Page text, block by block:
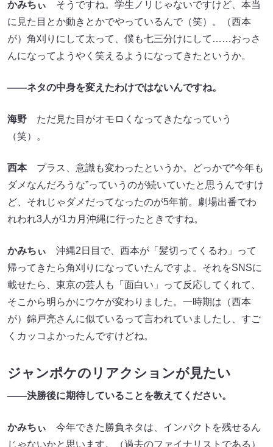
かみちぃ そうですね。学生ノリじゃないですけど、本当
に見た目とか動きとかでやっているんで（笑）。（西本
が）角刈りにして太って、僕も七三分けにして……おっさ
んになってようやく笑えるようになってきたというか。
――ネタの中身を変えたわけではないんですね。
海野 ただ見た目がオモロくなってきたなっていう
（笑）。
西本プラス、意識も変わったというか。どっかで“今年も
ダメなんだろうな”っていうのが続いていたと思うんですけ
ど、それじゃダメだってなったのが5年前。劇場出番でわ
れわれ3人が1カ月沖縄に行ったときですね。
かみちぃ 沖縄2日目で、西本が「髪切ってくるわ」って
帰ってきたら角刈りになっていたんですよ。それをSNSに
載せたら、東京の芸人も「面白い」って反応してくれて、
そこから明らかにウケが変わりました。一時期は（西本
が）錦戸亮さんに似ているって言われていましたし、すご
くカッコよかったんですけどね。
ジャンポケのリアクションが見たい
――決勝後に期待していることを教えてください。
かみちぃ 今年できた勝負ネタは、インパクトを残せるん
じゃないかと思います。（過去のファイナリストである）